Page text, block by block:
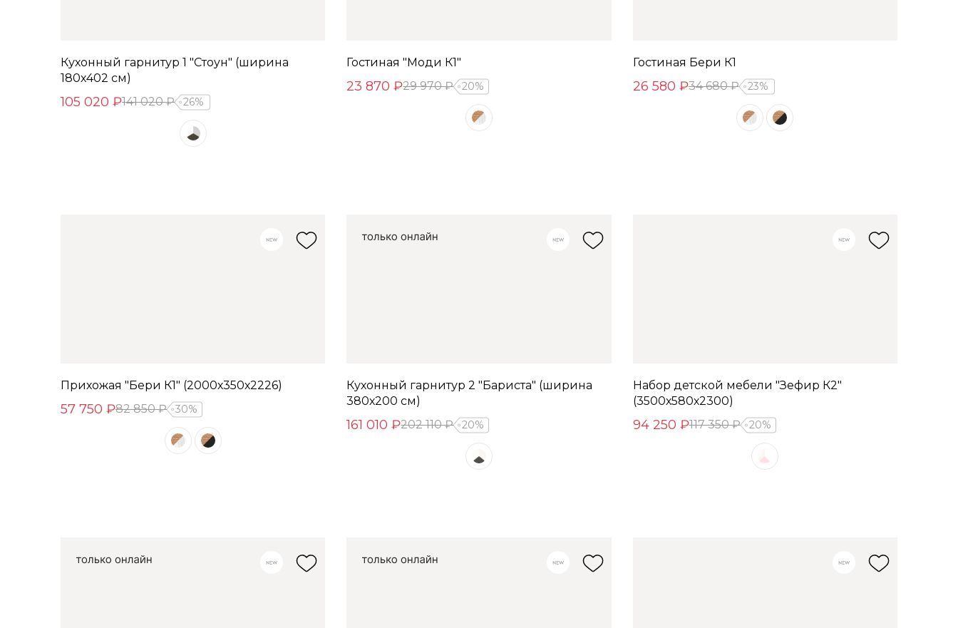
Кухонный гарнитур 1 "Стоун" (ширина
180х402 см)
105 020 ₽141 020 ₽ 26%
Гостиная "Моди К1"
23 870 ₽29 970 ₽ 20%
Гостиная Бери К1
26 580 ₽34 680 ₽ 23%
Прихожая "Бери К1" (2000х350х2226)
57 750 ₽82 850 ₽ 30%
Кухонный гарнитур 2 "Бариста" (ширина
380х200 см)
161 010 ₽202 110 ₽ 20%
Набор детской мебели "Зефир К2"
(3500х580х2300)
94 250 ₽117 350 ₽ 20%